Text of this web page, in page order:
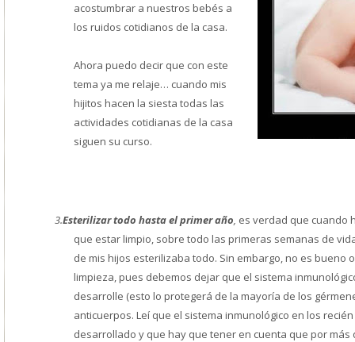
acostumbrar a nuestros bebés a
los ruidos cotidianos de la casa.
Ahora puedo decir que con este
tema ya me relaje… cuando mis
hijitos hacen la siesta todas las
actividades cotidianas de la casa
siguen su curso.
3.Esterilizar todo hasta el primer año, es verdad que cuando
que estar limpio, sobre todo las primeras semanas de
de mis hijos esterilizaba todo. Sin embargo, no es bueno
limpieza, pues debemos dejar que el sistema
desarrolle (esto lo protegerá de la mayoría de los
anticuerpos. Leí que el sistema inmunológico en los
desarrollado y que hay que tener en cuenta que por más